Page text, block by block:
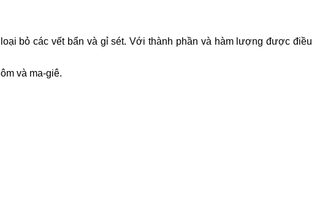
bỏ các vết bẩn và gỉ sét. Với thành phần và hàm lượng được điều
và ma-giê.